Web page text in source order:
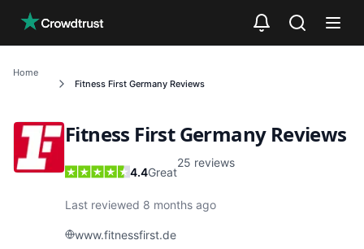
Home
Fitness First Germany Reviews
Fitness First GermanyReviews
4.4Great
25 reviews
Last reviewed 8 months ago
www.fitnessfirst.de